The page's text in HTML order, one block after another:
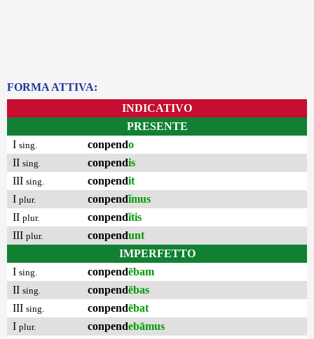
FORMA ATTIVA:
INDICATIVO
PRESENTE
I sing. conpendo
II sing. conpendis
III sing. conpendit
I plur. conpendĭmus
II plur. conpendĭtis
III plur. conpendunt
IMPERFETTO
I sing. conpendēbam
II sing. conpendēbas
III sing. conpendēbat
I plur. conpendebāmus